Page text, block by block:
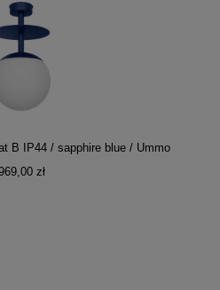
B IP44 / sapphire blue / Ummo
zł